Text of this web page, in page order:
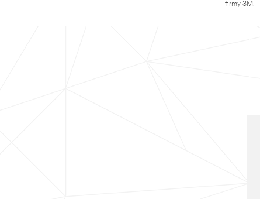
firmy 3M.